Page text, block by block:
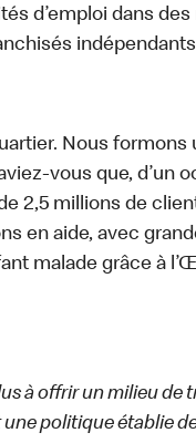
d’emploi dans
Nous formons
vous que, d’un
2,5 millions de
en aide, avec
malade grâce à
à offrir un milieu de
politique établie